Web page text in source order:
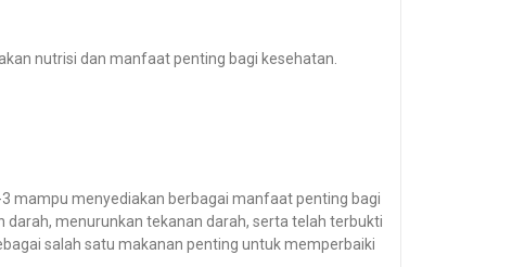
nutrisi dan manfaat penting bagi kesehatan.
mampu menyediakan berbagai manfaat penting bagi
menurunkan tekanan darah, serta telah terbukti
salah satu makanan penting untuk memperbaiki